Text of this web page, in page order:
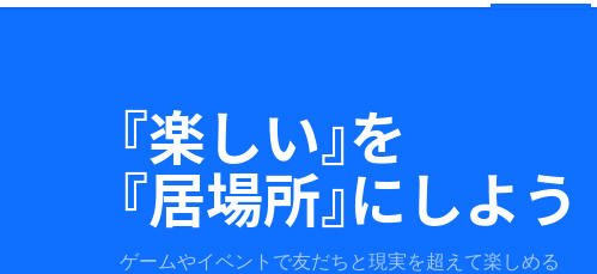
『楽しい』を
『居場所』にしよう
ゲームやイベントで友だちと現実を超えて楽しめる